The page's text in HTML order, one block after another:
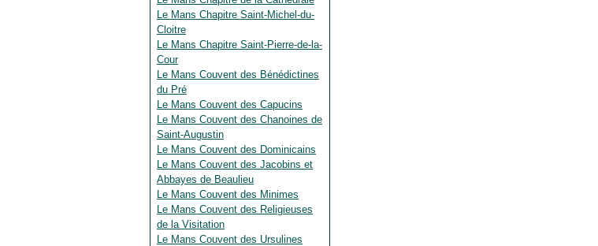
Le Mans Chapitre Saint-Michel-du-
Cloitre
Le Mans Chapitre Saint-Pierre-de-la-
Cour
Le Mans Couvent des Bénédictines
du Pré
Le Mans Couvent des Capucins
Le Mans Couvent des Chanoines de
Saint-Augustin
Le Mans Couvent des Dominicains
Le Mans Couvent des Jacobins et
Abbayes de Beaulieu
Le Mans Couvent des Minimes
Le Mans Couvent des Religieuses
de la Visitation
Le Mans Couvent des Ursulines